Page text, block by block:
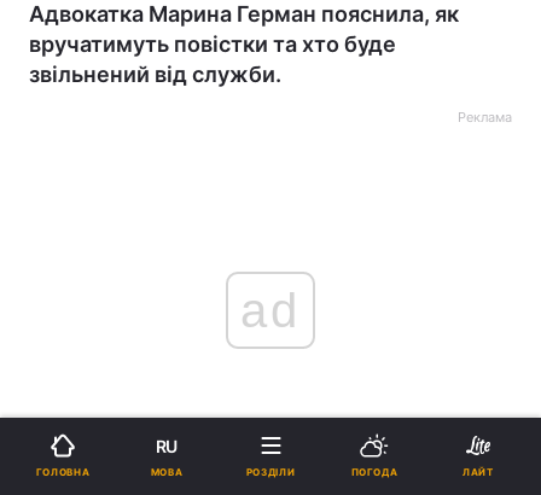
Адвокатка Марина Герман пояснила, як
вручатимуть повістки та хто буде
звільнений від служби.
Реклама
ad
З 18 травня в Україні запрацює новийзакон про
ГОЛОВНА
RU
МОВА РОЗДІЛИ ПОГОДА ЛАЙТ